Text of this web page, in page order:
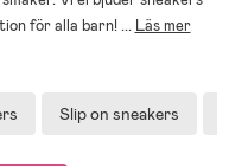
för alla barn!... Läs mer
Slip on sneakers